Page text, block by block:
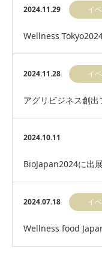
ウムで弊社科学ア
2024.11.29 イ
Wellness
2024.11.28 イ
アグリビジネス創
2024.10.11
BioJapan2024に出
2024.07.18 イ
Wellness food